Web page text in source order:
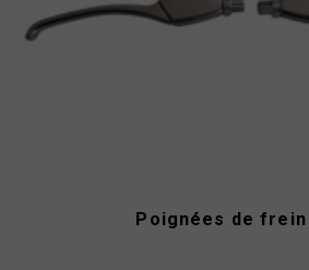
Poignées de